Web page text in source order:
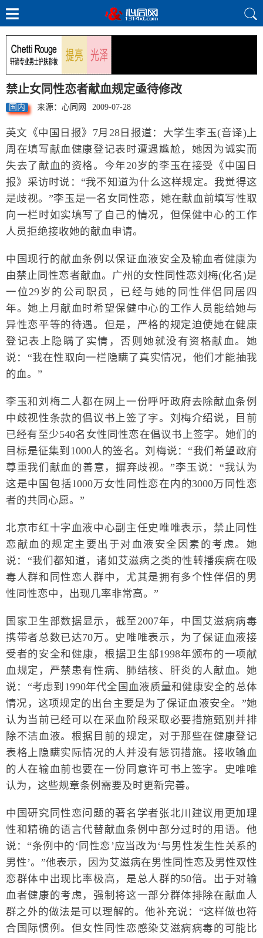
禁止女同性恋者献血规定亟待修改
国内 来源：心同网 2009-07-28
英文《中国日报》7月28日报道：大学生李玉(音译)上
周在填写献血健康登记表时遭遇尴尬，她因为诚实而
失去了献血的资格。今年20岁的李玉在接受《中国日
报》采访时说：“我不知道为什么这样规定。我觉得这
是歧视。”李玉是一名女同性恋，她在献血前填写性取
向一栏时如实填写了自己的情况，但保健中心的工作
人员拒绝接收她的献血申请。
中国现行的献血条例以保证血液安全及输血者健康为
由禁止同性恋者献血。广州的女性同性恋刘梅(化名)是
一位29岁的公司职员，已经与她的同性伴侣同居四
年。她上月献血时希望保健中心的工作人员能给她与
异性恋平等的待遇。但是，严格的规定迫使她在健康
登记表上隐瞒了实情，否则她就没有资格献血。她
说：“我在性取向一栏隐瞒了真实情况，他们才能抽我
的血。”
李玉和刘梅二人都在网上一份呼吁政府去除献血条例
中歧视性条款的倡议书上签了字。刘梅介绍说，目前
已经有至少540名女性同性恋在倡议书上签字。她们的
目标是征集到1000人的签名。刘梅说：“我们希望政府
尊重我们献血的善意，摒弃歧视。”李玉说：“我认为
这是中国包括1000万女性同性恋在内的3000万同性恋
者的共同心愿。”
北京市红十字血液中心副主任史唯唯表示，禁止同性
恋献血的规定主要出于对血液安全因素的考虑。她
说：“我们都知道，诸如艾滋病之类的性转播疾病在吸
毒人群和同性恋人群中，尤其是拥有多个性伴侣的男
性同性恋中，出现几率非常高。”
国家卫生部数据显示，截至2007年，中国艾滋病病毒
携带者总数已达70万。史唯唯表示，为了保证血液接
受者的安全和健康，根据卫生部1998年颁布的一项献
血规定，严禁患有性病、肺结核、肝炎的人献血。她
说：“考虑到1990年代全国血液质量和健康安全的总体
情况，这项规定的出台主要是为了保证血液安全。”她
认为当前已经可以在采血阶段采取必要措施甄别并排
除不洁血液。根据目前的规定，对于那些在健康登记
表格上隐瞒实际情况的人并没有惩罚措施。接收输血
的人在输血前也要在一份同意许可书上签字。史唯唯
认为，这些规章条例需要及时更新完善。
中国研究同性恋问题的著名学者张北川建议用更加理
性和精确的语言代替献血条例中部分过时的用语。他
说：“条例中的‘同性恋’应当改为‘与男性发生性关系的
男性’。”他表示，因为艾滋病在男性同性恋及男性双性
恋群体中出现比率极高，是总人群的50倍。出于对输
血者健康的考虑，强制将这一部分群体排除在献血人
群之外的做法是可以理解的。他补充说：“这样做也符
合国际惯例。但女性同性恋感染艾滋病病毒的可能比